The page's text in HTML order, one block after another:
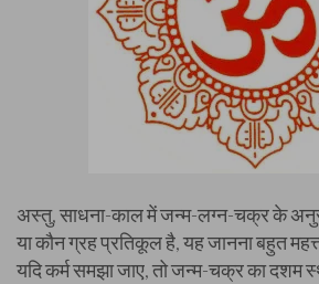
अस्तु, साधना-काल में जन्म-लग्न-चक्र के
या कौन ग्रह प्रतिकूल है, यह जानना बहुत
यदि कर्म समझा जाए, तो जन्म-चक्र का दशम